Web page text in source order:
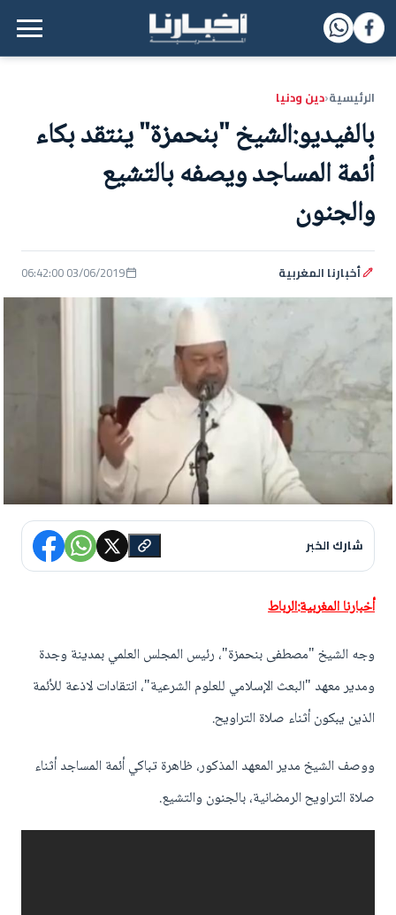
القائمة الرئيسية
الرئيسية‹دين ودنيا
بالفيديو:الشيخ "بنحمزة" ينتقد بكاء
أئمة المساجد ويصفه بالتشيع
والجنون
أخبارنا المغربية 03/06/2019 06:42:00
شارك الخبر
أخبارنا المغربية:الرباط
وجه الشيخ "مصطفى بنحمزة"، رئيس المجلس العلمي بمدينة وجدة
ومدير معهد "البعث الإسلامي للعلوم الشرعية"، انتقادات لاذعة للأئمة
الذين يبكون أثناء صلاة التراويح.
ووصف الشيخ مدير المعهد المذكور، ظاهرة تباكي أئمة المساجد أثناء
صلاة التراويح الرمضانية، بالجنون والتشيع.